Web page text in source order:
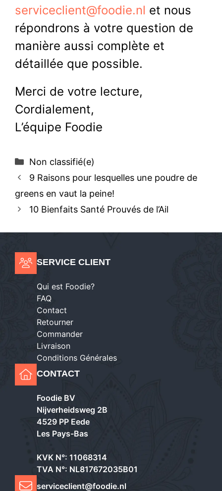
serviceclient@foodie.nl et nous
répondrons à votre question de
manière aussi complète et
détaillée que possible.
Merci de votre lecture,
Cordialement,
L’équipe Foodie
Catégories
Non classifié(e)
9 Raisons pour lesquelles une poudre de
greens en vaut la peine!
10 Bienfaits Santé Prouvés de l’Ail
SERVICE CLIENT
Qui est Foodie?
FAQ
Contact
Retourner
Commander
Livraison
Conditions Générales
CONTACT
Foodie BV
Nijverheidsweg 2B
4529 PP Eede
Les Pays-Bas
KVK N°: 11068314
TVA N°: NL817672035B01
serviceclient@foodie.nl